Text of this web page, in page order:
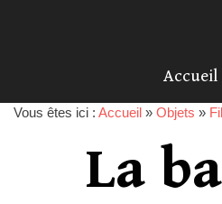
Accueil
Vous êtes ici : Accueil » Objets »
La